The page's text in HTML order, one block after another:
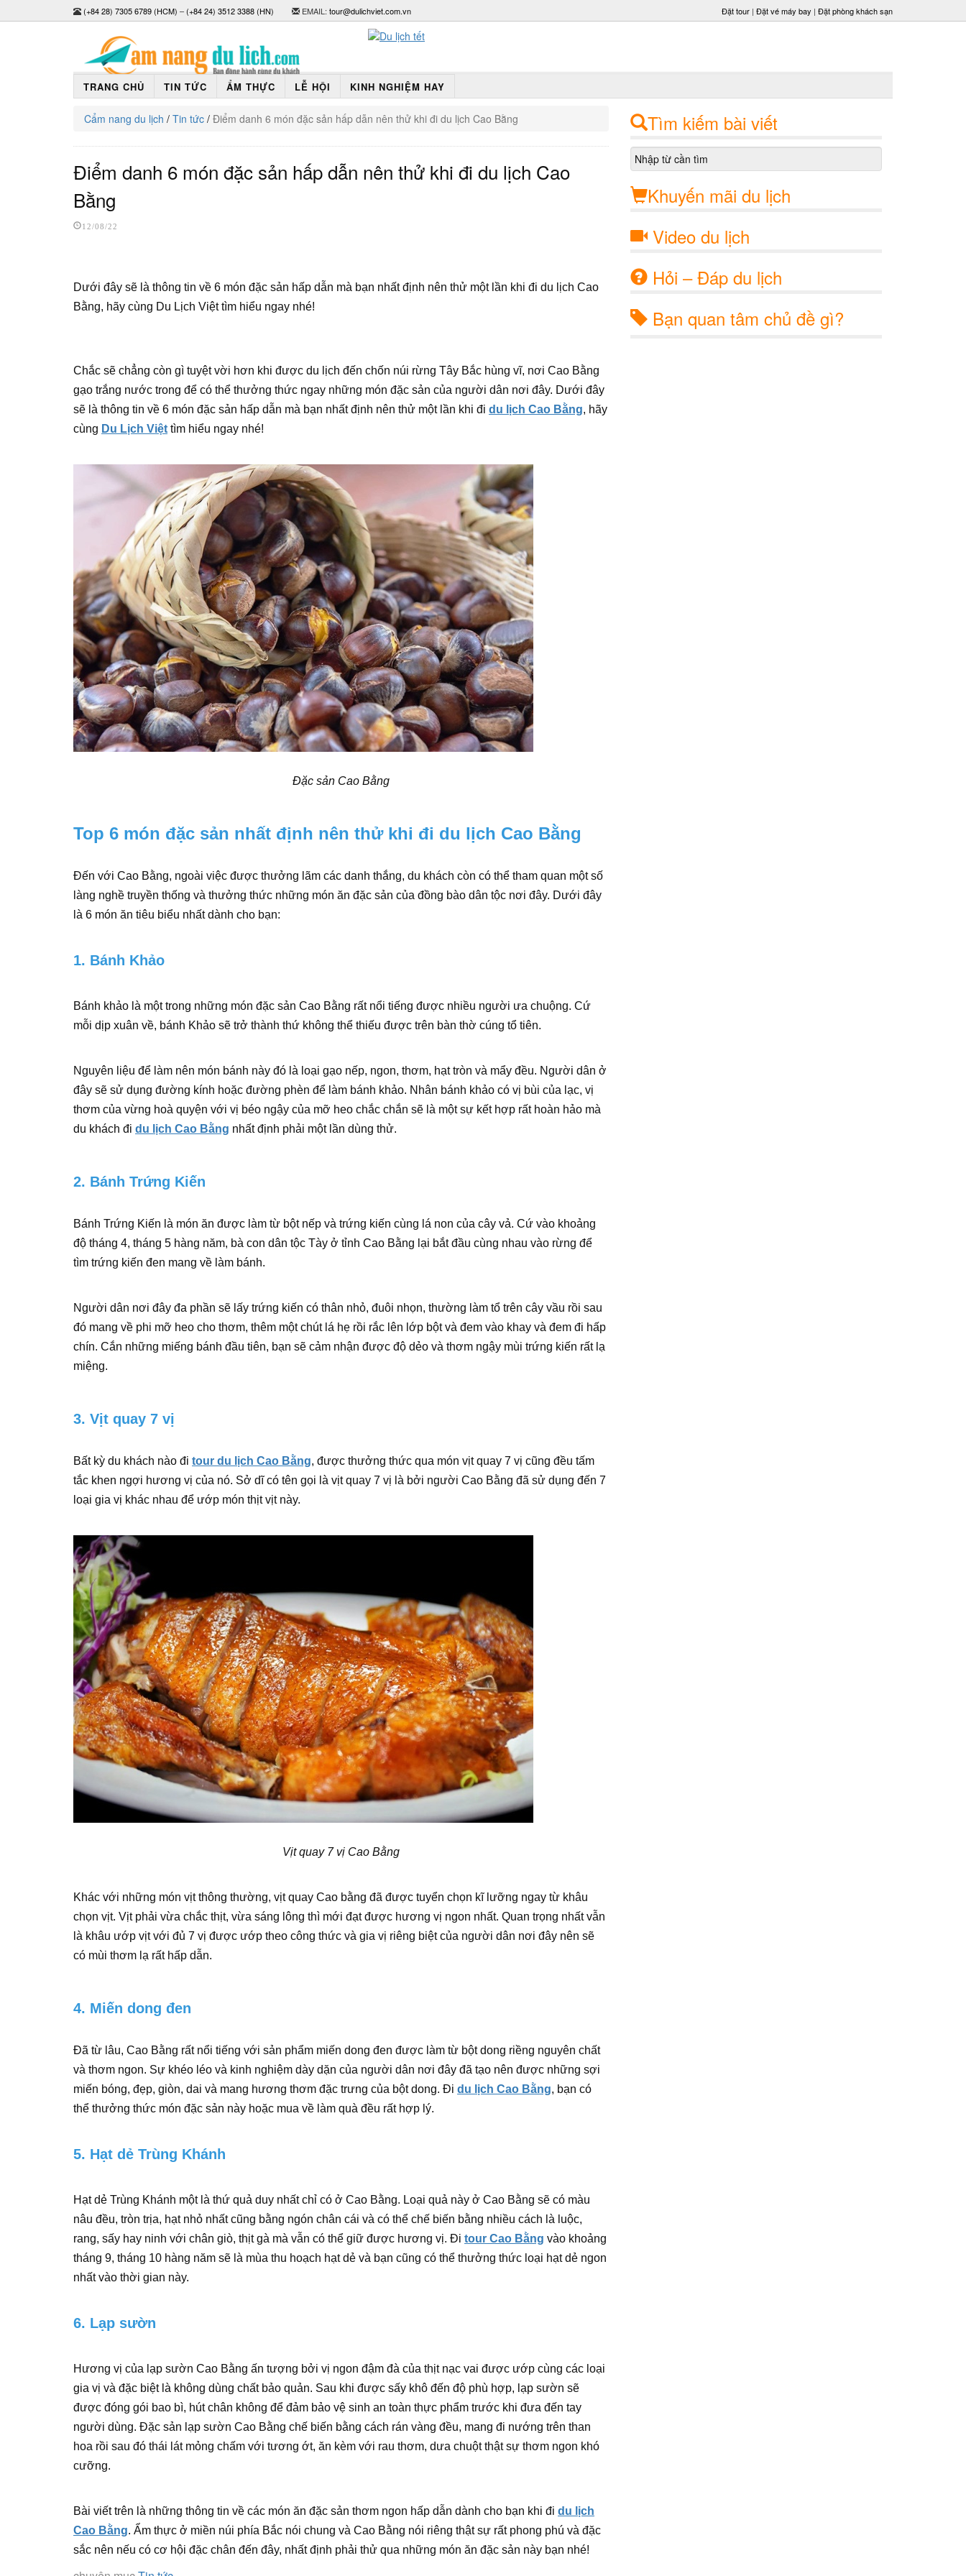
(+84 28) 7305 6789 (HCM) –(+84 24) 3512 3388 (HN) EMAIL: tour@dulichviet.com.vn Đặt tour | Đặt vé máy bay | Đặt phòng khách sạn
TRANG CHỦ TIN TỨC ẨM THỰC LỄ HỘI KINH NGHIỆM HAY
Cẩm nang du lịch / Tin tức / Điểm danh 6 món đặc sản hấp dẫn nên thử khi đi du lịch Cao Bằng
Điểm danh 6 món đặc sản hấp dẫn nên thử khi đi du lịch Cao
Bằng
12/08/22
Dưới đây sẽ là thông tin về 6 món đặc sản hấp dẫn mà bạn nhất định nên thử một lần khi đi du lịch Cao
Bằng, hãy cùng Du Lịch Việt tìm hiểu ngay nhé!
Chắc sẽ chẳng còn gì tuyệt vời hơn khi được du lịch đến chốn núi rừng Tây Bắc hùng vĩ, nơi Cao Bằng
gạo trắng nước trong để có thể thưởng thức ngay những món đặc sản của người dân nơi đây. Dưới đây
sẽ là thông tin về 6 món đặc sản hấp dẫn mà bạn nhất định nên thử một lần khi đi du lịch Cao Bằng, hãy
cùng Du Lịch Việt tìm hiểu ngay nhé!
Đặc sản Cao Bằng
Top 6 món đặc sản nhất định nên thử khi đi du lịch Cao Bằng
Đến với Cao Bằng, ngoài việc được thưởng lãm các danh thắng, du khách còn có thể tham quan một số
làng nghề truyền thống và thưởng thức những món ăn đặc sản của đồng bào dân tộc nơi đây. Dưới đây
là 6 món ăn tiêu biểu nhất dành cho bạn:
1. Bánh Khảo
Bánh khảo là một trong những món đặc sản Cao Bằng rất nổi tiếng được nhiều người ưa chuộng. Cứ
mỗi dịp xuân về, bánh Khảo sẽ trở thành thứ không thể thiếu được trên bàn thờ cúng tổ tiên.
Nguyên liệu để làm nên món bánh này đó là loại gạo nếp, ngon, thơm, hạt tròn và mẩy đều. Người dân ở
đây sẽ sử dụng đường kính hoặc đường phèn để làm bánh khảo. Nhân bánh khảo có vị bùi của lạc, vị
thơm của vừng hoà quyện với vị béo ngậy của mỡ heo chắc chắn sẽ là một sự kết hợp rất hoàn hảo mà
du khách đi du lịch Cao Bằng nhất định phải một lần dùng thử.
2. Bánh Trứng Kiến
Bánh Trứng Kiến là món ăn được làm từ bột nếp và trứng kiến cùng lá non của cây vả. Cứ vào khoảng
độ tháng 4, tháng 5 hàng năm, bà con dân tộc Tày ở tỉnh Cao Bằng lại bắt đầu cùng nhau vào rừng để
tìm trứng kiến đen mang về làm bánh.
Người dân nơi đây đa phần sẽ lấy trứng kiến có thân nhỏ, đuôi nhọn, thường làm tổ trên cây vầu rồi sau
đó mang về phi mỡ heo cho thơm, thêm một chút lá hẹ rồi rắc lên lớp bột và đem vào khay và đem đi hấp
chín. Cắn những miếng bánh đầu tiên, bạn sẽ cảm nhận được độ dẻo và thơm ngậy mùi trứng kiến rất lạ
miệng.
3. Vịt quay 7 vị
Bất kỳ du khách nào đi tour du lịch Cao Bằng, được thưởng thức qua món vịt quay 7 vị cũng đều tấm
tắc khen ngợi hương vị của nó. Sở dĩ có tên gọi là vịt quay 7 vị là bởi người Cao Bằng đã sử dụng đến 7
loại gia vị khác nhau để ướp món thịt vịt này.
Vịt quay 7 vị Cao Bằng
Khác với những món vịt thông thường, vịt quay Cao bằng đã được tuyển chọn kĩ lưỡng ngay từ khâu
chọn vịt. Vịt phải vừa chắc thịt, vừa sáng lông thì mới đạt được hương vị ngon nhất. Quan trọng nhất vẫn
là khâu ướp vịt với đủ 7 vị được ướp theo công thức và gia vị riêng biệt của người dân nơi đây nên sẽ
có mùi thơm lạ rất hấp dẫn.
4. Miến dong đen
Đã từ lâu, Cao Bằng rất nổi tiếng với sản phẩm miến dong đen được làm từ bột dong riềng nguyên chất
và thơm ngon. Sự khéo léo và kinh nghiệm dày dặn của người dân nơi đây đã tạo nên được những sợi
miến bóng, đẹp, giòn, dai và mang hương thơm đặc trưng của bột dong. Đi du lịch Cao Bằng, bạn có
thể thưởng thức món đặc sản này hoặc mua về làm quà đều rất hợp lý.
5. Hạt dẻ Trùng Khánh
Hạt dẻ Trùng Khánh một là thứ quả duy nhất chỉ có ở Cao Bằng. Loại quả này ở Cao Bằng sẽ có màu
nâu đều, tròn trịa, hạt nhỏ nhất cũng bằng ngón chân cái và có thể chế biến bằng nhiều cách là luộc,
rang, sấy hay ninh với chân giò, thịt gà mà vẫn có thể giữ được hương vị. Đi tour Cao Bằng vào khoảng
tháng 9, tháng 10 hàng năm sẽ là mùa thu hoạch hạt dẻ và bạn cũng có thể thưởng thức loại hạt dẻ ngon
nhất vào thời gian này.
6. Lạp sườn
Hương vị của lạp sườn Cao Bằng ấn tượng bởi vị ngon đậm đà của thịt nạc vai được ướp cùng các loại
gia vị và đặc biệt là không dùng chất bảo quản. Sau khi được sấy khô đến độ phù hợp, lạp sườn sẽ
được đóng gói bao bì, hút chân không để đảm bảo vệ sinh an toàn thực phẩm trước khi đưa đến tay
người dùng. Đặc sản lạp sườn Cao Bằng chế biến bằng cách rán vàng đều, mang đi nướng trên than
hoa rồi sau đó thái lát mỏng chấm với tương ớt, ăn kèm với rau thơm, dưa chuột thật sự thơm ngon khó
cưỡng.
Bài viết trên là những thông tin về các món ăn đặc sản thơm ngon hấp dẫn dành cho bạn khi đi du lịch
Cao Bằng. Ẩm thực ở miền núi phía Bắc nói chung và Cao Bằng nói riêng thật sự rất phong phú và đặc
sắc nên nếu có cơ hội đặc chân đến đây, nhất định phải thử qua những món ăn đặc sản này bạn nhé!
Tìm kiếm bài viết
Khuyến mãi du lịch
Video du lịch
Hỏi – Đáp du lịch
Bạn quan tâm chủ đề gì?